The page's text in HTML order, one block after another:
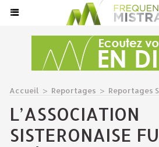
Accueil > Reportages > Reportages
L’ASSOCIATION
SISTERONAISE